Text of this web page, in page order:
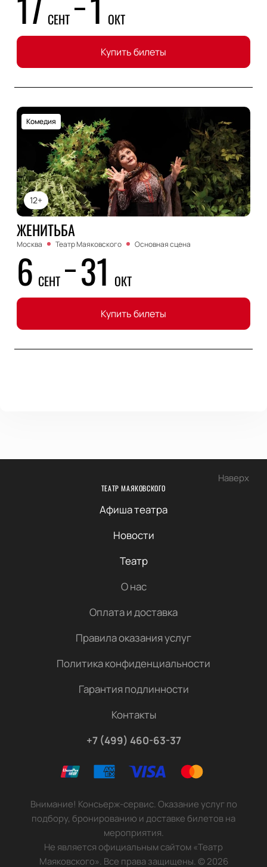
СЕНТ ОКТ
Купить билеты
12+
Комедия
ЖЕНИТЬБА
Москва Театр Маяковского Основная сцена
6 СЕНТ 31 ОКТ
Купить билеты
Наверх
ТЕАТР МАЯКОВСКОГО
Афиша театра
Новости
Театр
О нас
Оплата и доставка
Правила оказания услуг
Политика конфиденциальности
Гарантия подлинности
Контакты
+7 (499) 460-63-37
Внимание! Консьерж-сервис. Оказание услуг по
подбору, бронированию и доставке билетов на
мероприятия.
Не является официальным сайтом «Театр
Маяковского». Все права защищены.©2026